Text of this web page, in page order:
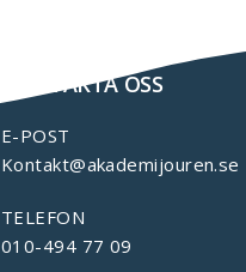
KONTAKTA OSS
E-POST
Kontakt@akademijouren.se
TELEFON
010-494 77 09